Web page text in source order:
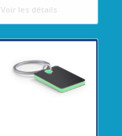
Voir les détails